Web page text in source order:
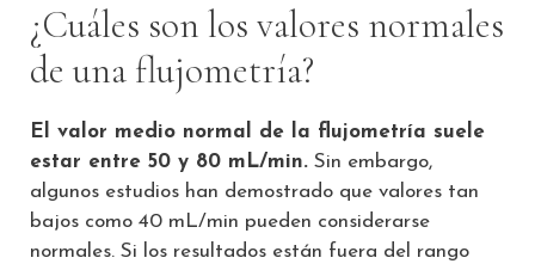
¿Cuáles son los valores normales
de una flujometría?
El valor medio normal de la flujometría suele
estar entre 50 y 80 mL/min. Sin embargo,
algunos estudios han demostrado que valores tan
bajos como 40 mL/min pueden considerarse
normales. Si los resultados están fuera del rango